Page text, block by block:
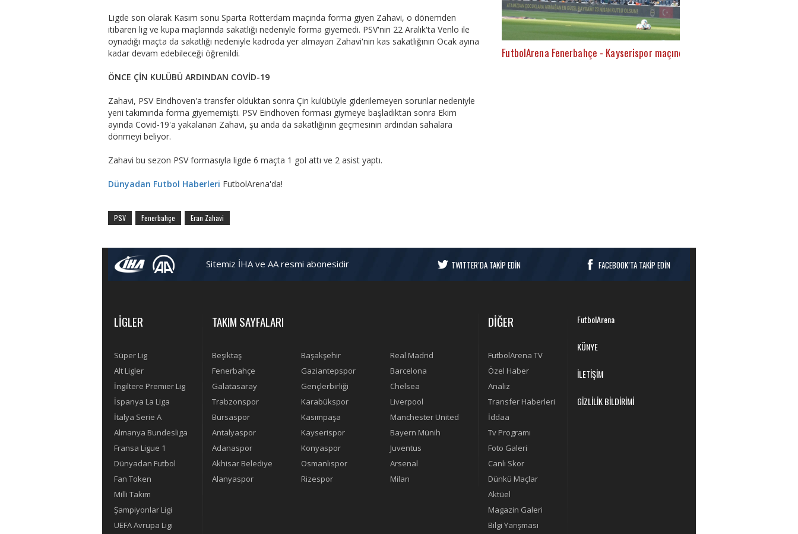
Ligde son olarak Kasım sonu Sparta Rotterdam maçında forma giyen Zahavi, o dönemden
itibaren lig ve kupa maçlarında sakatlığı nedeniyle forma giyemedi. PSV'nin 22 Aralık'ta Venlo ile
oynadığı maçta da sakatlığı nedeniyle kadroda yer almayan Zahavi'nin kas sakatlığının Ocak ayına
kadar devam edebileceği öğrenildi.
ÖNCE ÇİN KULÜBÜ ARDINDAN COVİD-19
Zahavi, PSV Eindhoven'a transfer olduktan sonra Çin kulübüyle giderilemeyen sorunlar nedeniyle
yeni takımında forma giyememişti. PSV Eindhoven forması giymeye başladıktan sonra Ekim
ayında Covid-19'a yakalanan Zahavi, şu anda da sakatlığının geçmesinin ardından sahalara
dönmeyi beliyor.
Zahavi bu sezon PSV formasıyla ligde 6 maçta 1 gol attı ve 2 asist yaptı.
Dünyadan Futbol Haberleri FutbolArena'da!
PSV Fenerbahçe Eran Zahavi
FutbolArena Fenerbahçe - Kayserispor maçında
Sitemiz İHA ve AA resmi abonesidir TWITTER’DA TAKİP EDİN FACEBOOK’TA TAKİP EDİN
LİGLER
Süper Lig
Alt Ligler
İngiltere Premier Lig
İspanya La Liga
İtalya Serie A
Almanya Bundesliga
Fransa Ligue 1
Dünyadan Futbol
Fan Token
Milli Takım
Şampiyonlar Ligi
UEFA Avrupa Ligi
TAKIM SAYFALARI
Beşiktaş Başakşehir
Real Madrid
Fenerbahçe
Gaziantepspor
Barcelona
Galatasaray
Gençlerbirliği
Chelsea
Trabzonspor
Karabükspor
Liverpool
Bursaspor
Kasımpaşa
Manchester United
Antalyaspor
Kayserispor
Bayern Münih
Adanaspor
Konyaspor
Juventus
Akhisar Belediye
Osmanlıspor
Arsenal
Alanyaspor
Rizespor Milan
DİĞER
FutbolArena TV
Özel Haber
Analiz
Transfer Haberleri
İddaa
Tv Programı
Foto Galeri
Canlı Skor
Dünkü Maçlar
Aktüel
Magazin Galeri
Bilgi Yarışması
FutbolArena
KÜNYE
İLETİŞİM
GİZLİLİK BİLDİRİMİ